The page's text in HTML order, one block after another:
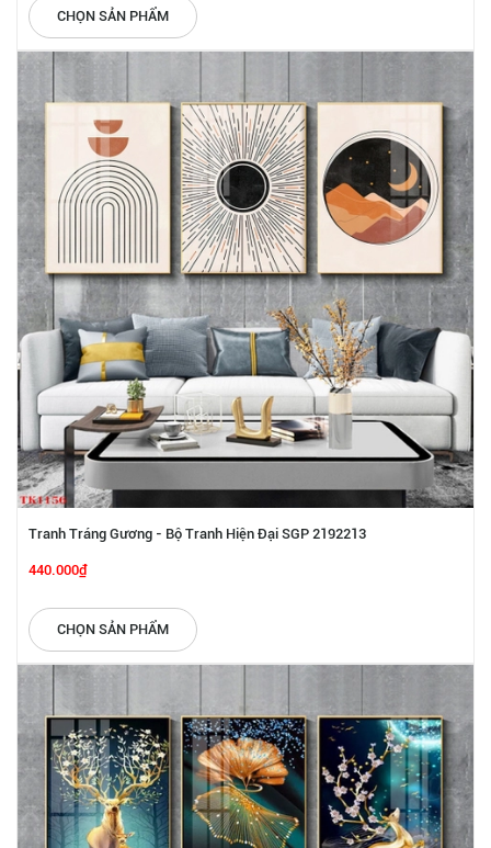
CHỌN SẢN PHẨM
Tranh Tráng Gương - Bộ Tranh Hiện Đại SGP 2192213
440.000₫
CHỌN SẢN PHẨM